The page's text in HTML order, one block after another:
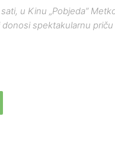
u Kinu „Pobjeda”
donosi spektakularnu